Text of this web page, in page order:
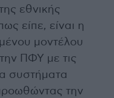
εθνικής
είπε, είναι η
μοντέλου
ΠΦΥ με τις
συστήματα
την